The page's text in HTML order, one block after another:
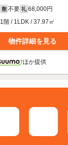
敷 不要 礼 68,000円
1階 / 1LDK / 37.97㎡
物件詳細を見る
ほか提供